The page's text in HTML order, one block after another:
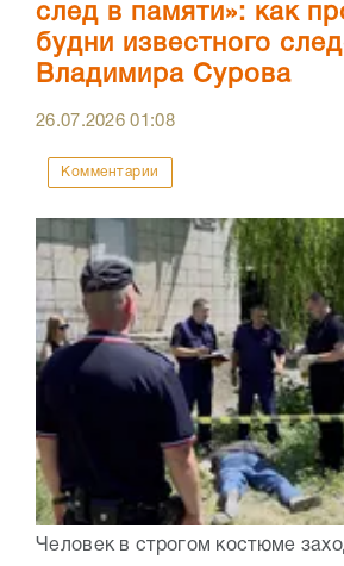
след в памяти»: как
будни известного
Владимира Сурова
26.07.202601:08
Комментарии
Человек в строгом костюме